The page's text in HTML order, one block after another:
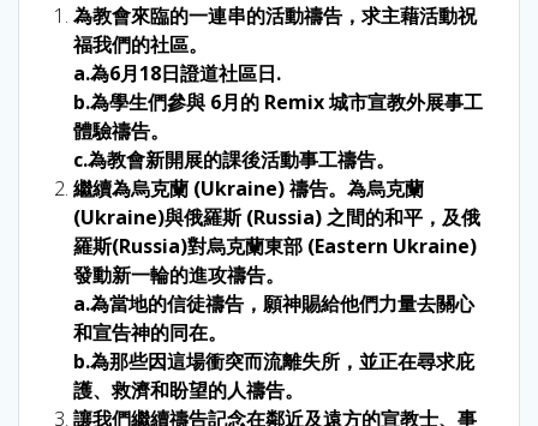
為教會來臨的一連串的活動禱告，求主藉活動祝
福我們的社區。
a.為6月18日證道社區日.
b.為學生們參與 6月的 Remix 城市宣教外展事工
體驗禱告。
c.為教會新開展的課後活動事工禱告。
繼續為烏克蘭 (Ukraine) 禱告。為烏克蘭
(Ukraine)與俄羅斯 (Russia) 之間的和平，及俄
羅斯(Russia)對烏克蘭東部 (Eastern Ukraine)
發動新一輪的進攻禱告。
a.為當地的信徒禱告，願神賜給他們力量去關心
和宣告神的同在。
b.為那些因這場衝突而流離失所，並正在尋求庇
護、救濟和盼望的人禱告。
讓我們繼續禱告記念在鄰近及遠方的宣教士、事